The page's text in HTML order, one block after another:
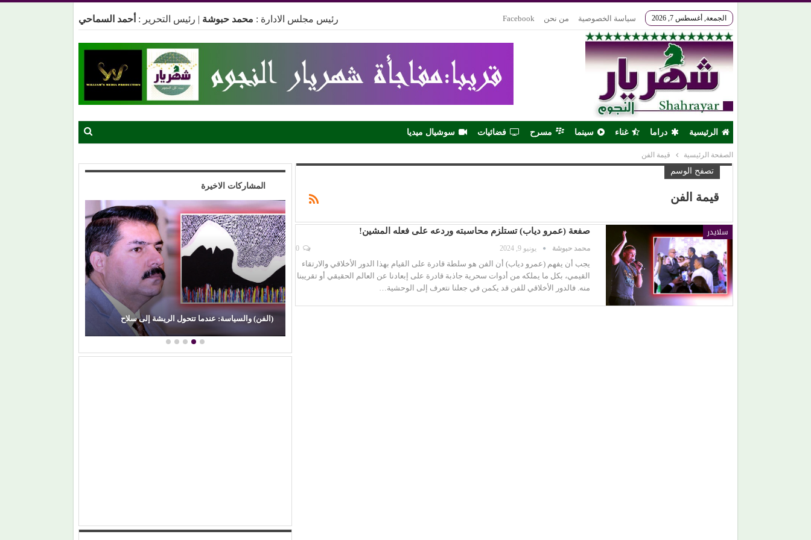
الجمعة, أغسطس 7, 2026 سياسة الخصوصية من نحن Facebook رئيس مجلس الادارة : محمد حبوشة | رئيس التحرير : أحمد السماحي
الرئيسية دراما غناء سينما مسرح فضائيات سوشيال ميديا
الصفحة الرئيسية قيمة الفن
تصفح الوسم
قيمة الفن
سلايدر صفعة (عمرو دياب) تستلزم محاسبته وردعه على فعله المشين!
محمد حبوشة يونيو 9, 2024
يجب أن يفهم (عمرو دياب) أن الفن هو سلطة قادرة على القيام بهذا الدور الأخلاقي والارتقاء
القيمي، بكل ما يملكه من أدوات سحرية جاذبة قادرة على إبعادنا عن العالم الحقيقي أو تقريبنا
منه. فالدور الأخلاقي للفن قد يكمن في جعلنا نتعرف إلى الوحشية…
المشاركات الاخيرة
(سحر رامي).. امرأة اختارت الكرامة على مطاردة
محمود حسونة يكتب: (تحت السن).. الأهل مذنبون
(الفن) والسياسة: عندما تتحول الريشة إلى سلاح